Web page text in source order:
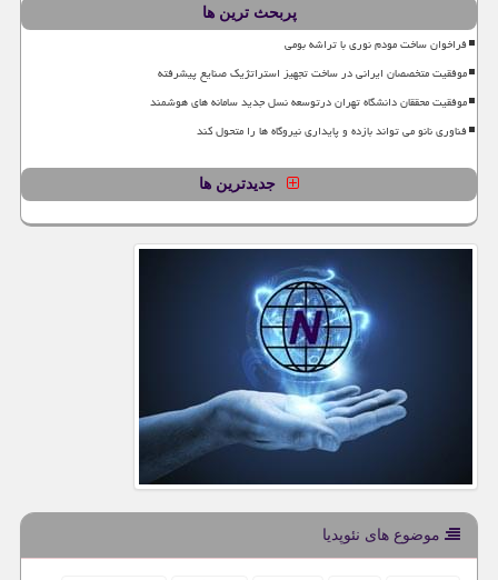
پربحث ترین ها
فراخوان ساخت مودم نوری با تراشه بومی
موفقیت متخصصان ایرانی در ساخت تجهیز استراتژیک صنایع پیشرفته
موفقیت محققان دانشگاه تهران درتوسعه نسل جدید سامانه های هوشمند
فناوری نانو می تواند بازده و پایداری نیروگاه ها را متحول کند
جدیدترین ها
موضوع های نئوپدیا